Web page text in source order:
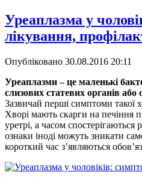
Уреаплазма у
лікування,
Опубліковано 30.08.2016 20:11
Уреаплазми – це маленькі
слизових статевих органів
Зазвичай перші симптоми такої
Хворі мають скарги на печіння
уретрі, а часом спостерігаються
ознаки іноді можуть зникати
короткий час з’являються